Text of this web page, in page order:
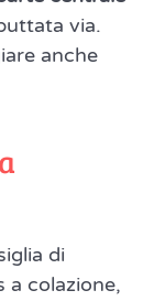
via.
anche
di
a colazione,